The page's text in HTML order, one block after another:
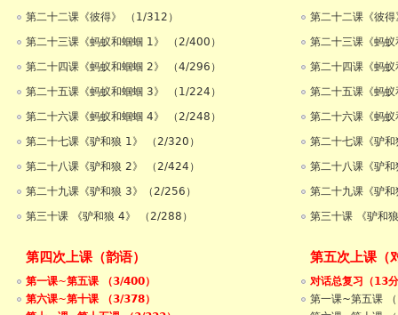
第二十二课《彼得》 （1/312）
第二十三课《蚂蚁和蝈蝈 1》 （2/400）
第二十四课《蚂蚁和蝈蝈 2》 （4/296）
第二十五课《蚂蚁和蝈蝈 3》 （1/224）
第二十六课《蚂蚁和蝈蝈 4》 （2/248）
第二十七课《驴和狼 1》 （2/320）
第二十八课《驴和狼 2》 （2/424）
第二十九课《驴和狼 3》（2/256）
第三十课 《驴和狼 4》 （2/288）
第二十二课《彼
第二十三课《蚂
第二十四课《蚂
第二十五课《蚂
第二十六课《蚂
第二十七课《驴
第二十八课《驴
第二十九课《驴
第三十课 《驴和
第四次上课（韵语）
第一课~第五课 （3/400）
第六课~第十课 （3/378）
第五次上课（
对话总复习（13
第一课~第五课